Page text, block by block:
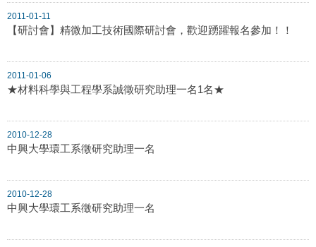
2011-01-11
【研討會】精微加工技術國際研討會，歡迎踴躍報名參加！！
2011-01-06
★材料科學與工程學系誠徵研究助理一名1名★
2010-12-28
中興大學環工系徵研究助理一名
2010-12-28
中興大學環工系徵研究助理一名